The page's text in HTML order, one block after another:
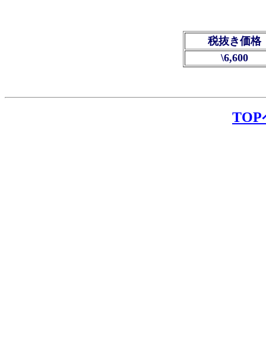
税抜き価格
\6,600
TOP